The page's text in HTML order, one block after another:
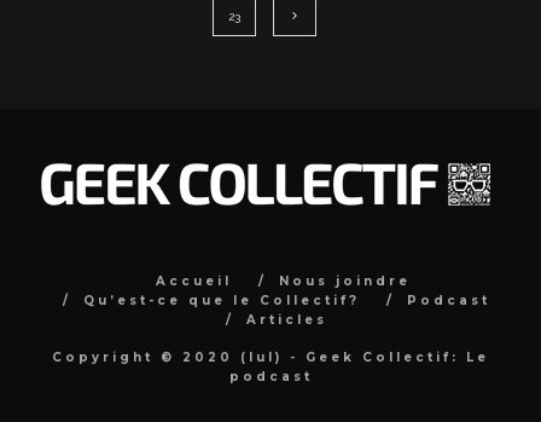
23
Accueil
Nous joindre
Qu’est-ce que le Collectif?
Podcast
Articles
Copyright © 2020 (lul) - Geek Collectif: Le
podcast